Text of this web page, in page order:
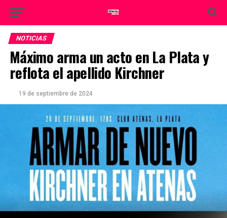
NOTICIAS
Máximo arma un acto en La Plata y
reflota el apellido Kirchner
19 de septiembre de 2024